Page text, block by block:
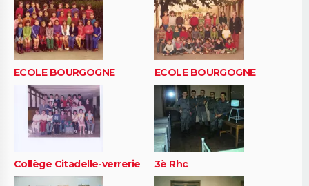
ECOLE BOURGOGNE ECOLE BOURGOGNE
Collège Citadelle-verrerie 3è Rhc